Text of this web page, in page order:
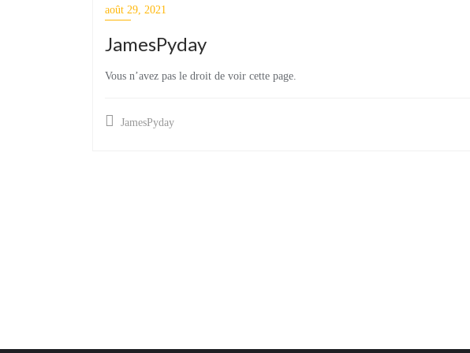
août 29, 2021
JamesPyday
Vous n’avez pas le droit de voir cette page.
JamesPyday